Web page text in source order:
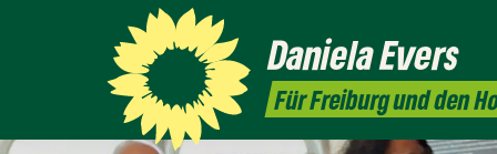
DanielaEvers
Für Freiburg und den